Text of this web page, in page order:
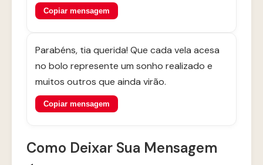
Copiar mensagem
Parabéns, tia querida! Que cada vela acesa
no bolo represente um sonho realizado e
muitos outros que ainda virão.
Copiar mensagem
Como Deixar Sua Mensagem